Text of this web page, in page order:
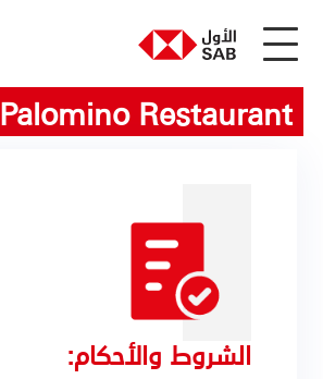
الأول
الأول
للاستثمار
Palomino Restaurant
الشروط والأحكام: